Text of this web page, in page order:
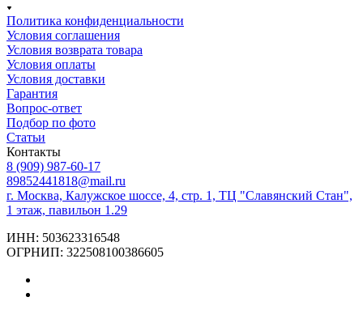
Политика конфиденциальности
Условия соглашения
Условия возврата товара
Условия оплаты
Условия доставки
Гарантия
Вопрос-ответ
Подбор по фото
Статьи
Контакты
8 (909) 987-60-17
89852441818@mail.ru
г. Москва, Калужское шоссе, 4, стр. 1, ТЦ "Славянский Стан",
1 этаж, павильон 1.29
ИНН: 503623316548
ОГРНИП: 322508100386605